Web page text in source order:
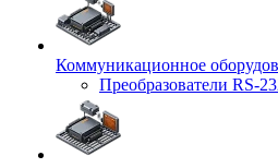
Коммуникационное
Преобразователи RS-